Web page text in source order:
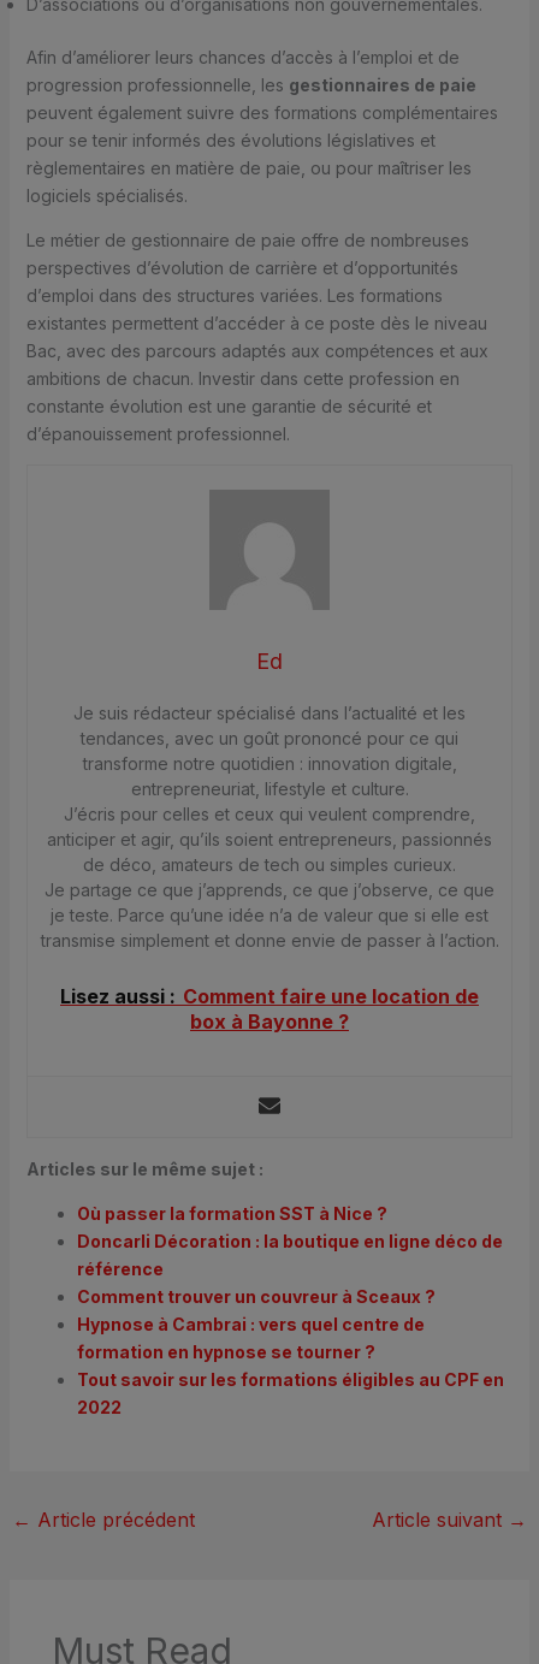
Afin d’améliorer leurs chances d’accès à l’emploi et de
progression professionnelle, les gestionnaires de paie
peuvent également suivre des formations complémentaires
pour se tenir informés des évolutions législatives et
règlementaires en matière de paie, ou pour maîtriser les
logiciels spécialisés.
Le métier de gestionnaire de paie offre de nombreuses
perspectives d’évolution de carrière et d’opportunités
d’emploi dans des structures variées. Les formations
existantes permettent d’accéder à ce poste dès le niveau
Bac, avec des parcours adaptés aux compétences et aux
ambitions de chacun. Investir dans cette profession en
constante évolution est une garantie de sécurité et
d’épanouissement professionnel.
Ed
Je suis rédacteur spécialisé dans l’actualité et les
tendances, avec un goût prononcé pour ce qui
transforme notre quotidien : innovation digitale,
entrepreneuriat, lifestyle et culture.
J’écris pour celles et ceux qui veulent comprendre,
anticiper et agir, qu’ils soient entrepreneurs, passionnés
de déco, amateurs de tech ou simples curieux.
Je partage ce que j’apprends, ce que j’observe, ce que
je teste. Parce qu’une idée n’a de valeur que si elle est
transmise simplement et donne envie de passer à l’action.
Lisez aussi : Comment faire une location de
box à Bayonne ?
Articles sur le même sujet :
Où passer la formation SST à Nice ?
Doncarli Décoration : la boutique en ligne déco de
référence
Comment trouver un couvreur à Sceaux ?
Hypnose à Cambrai : vers quel centre de
formation en hypnose se tourner ?
Tout savoir sur les formations éligibles au CPF en
2022
← Article précédent Article suivant →
Must Read